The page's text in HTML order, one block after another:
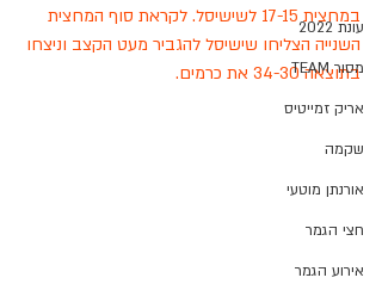
עונת 2022
מסור TEAM
אריק זמייטיס
שקמה
אורנתן מוטעי
חצי הגמר
אירוע הגמר
במחצית 17-15 לשישיסל. לקראת סוף המחצית
השנייה הצליחו שישיסל להגביר מעט הקצב וניצחו
בתוצאה 34-30 את כרמים.